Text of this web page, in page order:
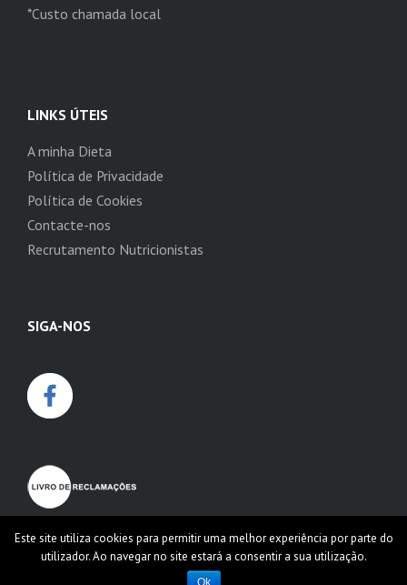
*Custo chamada local
LINKS ÚTEIS
A minha Dieta
Política de Privacidade
Política de Cookies
Contacte-nos
Recrutamento Nutricionistas
SIGA-NOS
Este site utiliza cookies para permitir uma melhor experiência por parte do
utilizador. Ao navegar no site estará a consentir a sua utilização.
Ok